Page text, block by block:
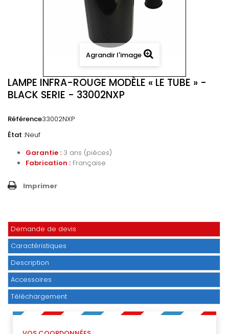
Agrandir l'image
LAMPE INFRA-ROUGE MODÈLE « LE TUBE » -
BLACK SERIE - 33002NXP
Référence33002NXP
État :Neuf
Garantie : 3 ans (pièces)
Fabrication : Française
Imprimer
Demande de devis
Caractéristiques
Description
Accessoires
Téléchargement